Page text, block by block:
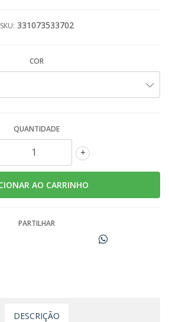
SKU: 331073533702
COR
QUANTIDADE
+
PARTILHAR
DESCRIÇÃO